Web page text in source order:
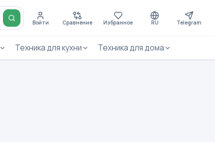
Войти Сравнение Избранное RU Telegram
Техника для кухни Техника для дома